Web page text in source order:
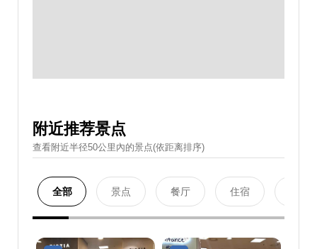
附近推荐景点
查看附近半径50公里內的景点(依距离排序)
全部 景点 餐厅 住宿